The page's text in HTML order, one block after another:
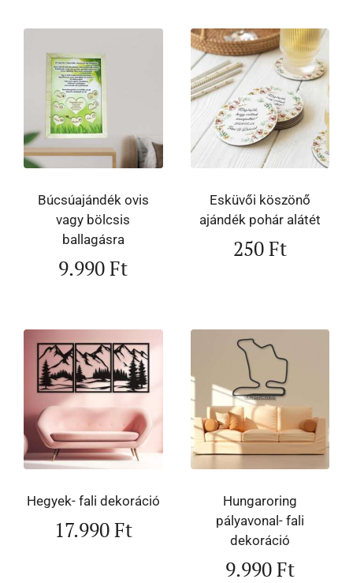
Búcsúajándék ovis
vagy bölcsis
ballagásra
9.990Ft
Esküvői köszönő
ajándék pohár alátét
250Ft
Hegyek- fali dekoráció
17.990Ft
Hungaroring
pályavonal- fali
dekoráció
9.990Ft